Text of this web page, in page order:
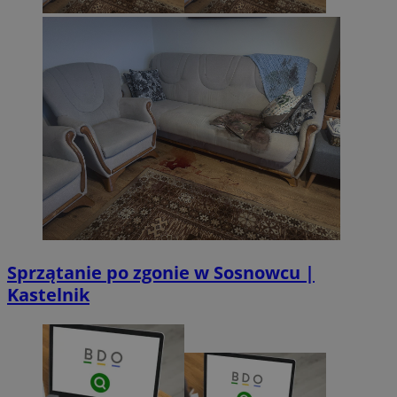
Sprzątanie po zgonie w Sosnowcu |
Kastelnik
CookieScriptConsent
CookieScript
sosnowiecki.pl
4 tygodnie 2